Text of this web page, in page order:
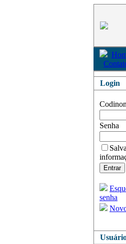
Login
Senha
senha